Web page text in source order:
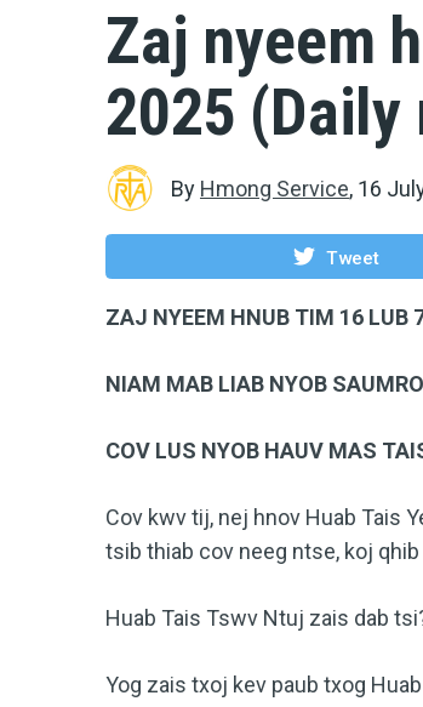
Zaj nyeem
2025
By Hmong Service, 16
Tweet
ZAJ NYEEM HNUB TIM 16 LUB
NIAM MAB LIAB NYOB
COV LUS NYOB HAUV MAS
Cov kwv tij, nej hnov Huab Tais
tsib thiab cov neeg ntse, koj
Huab Tais Tswv Ntuj zais dab
Yog zais txoj kev paub txog